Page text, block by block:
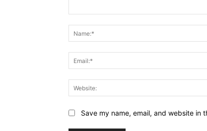
Save my name, email, and website in